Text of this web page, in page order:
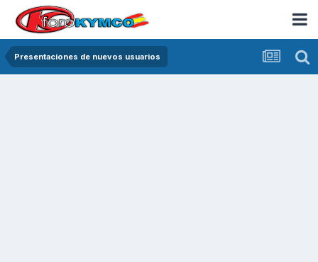
Presentaciones de nuevos usuarios